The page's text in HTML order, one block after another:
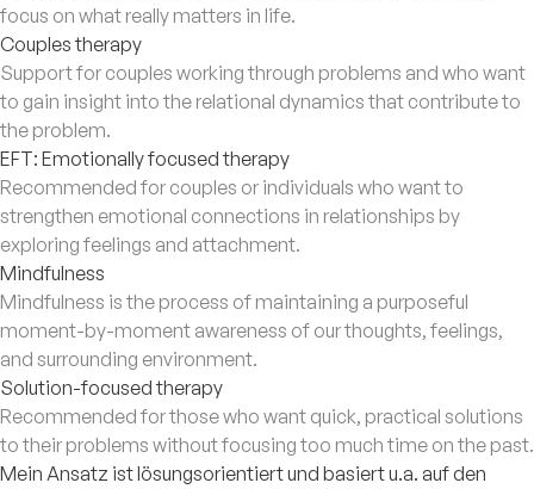
focus on what really matters in life.
Couples therapy
Support for couples working through problems and who want
to gain insight into the relational dynamics that contribute to
the problem.
EFT: Emotionally focused therapy
Recommended for couples or individuals who want to
strengthen emotional connections in relationships by
exploring feelings and attachment.
Mindfulness
Mindfulness is the process of maintaining a purposeful
moment-by-moment awareness of our thoughts, feelings,
and surrounding environment.
Solution-focused therapy
Recommended for those who want quick, practical solutions
to their problems without focusing too much time on the past.
Mein Ansatz ist lösungsorientiert und basiert u.a. auf den